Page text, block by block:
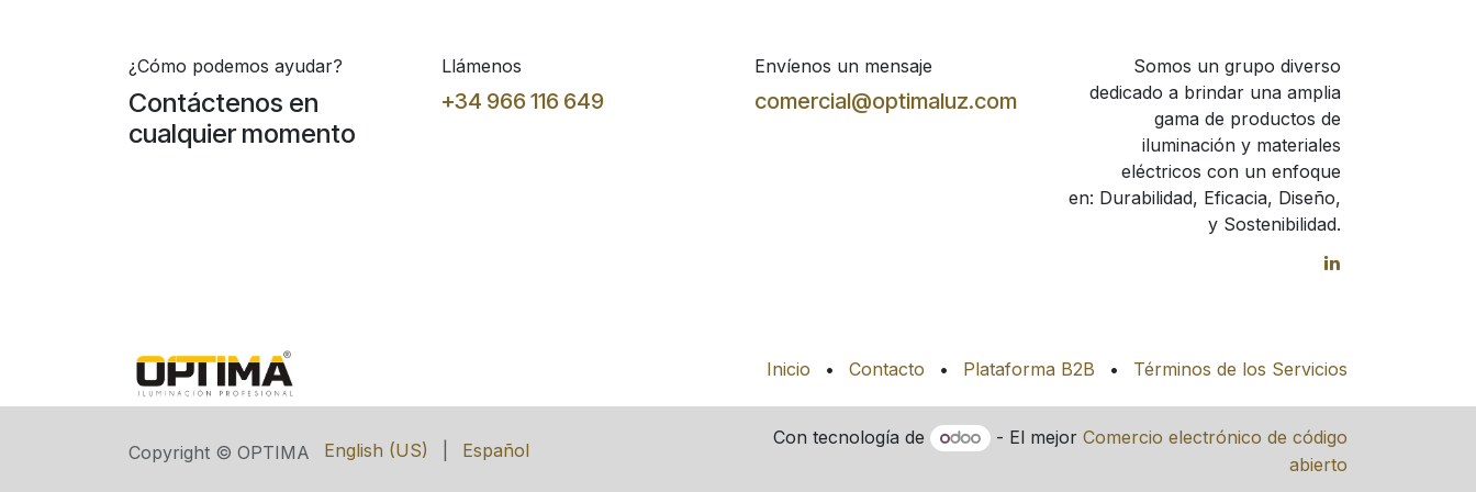
¿Cómo podemos ayudar?
Contáctenos en
cualquier momento
Llámenos
+34 966 116 649
Envíenos un mensaje
comercial@optimaluz.com
Somos un grupo diverso
dedicado a brindar una amplia
gama de productos de
iluminación y materiales
eléctricos con un enfoque
en: Durabilidad, Eficacia, Diseño,
y Sostenibilidad.
Inicio • Contacto • Plataforma B2B • Términos de los Servicios
Copyright © OPTIMA English (US) Español
Con tecnología de - El mejor Comercio electrónico de código
abierto